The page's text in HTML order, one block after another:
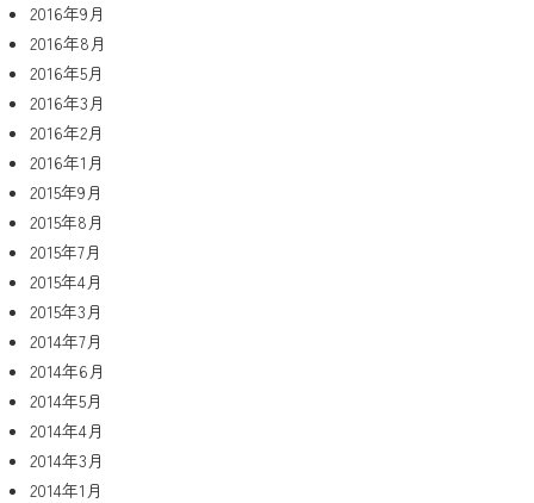
2016年9月
2016年8月
2016年5月
2016年3月
2016年2月
2016年1月
2015年9月
2015年8月
2015年7月
2015年4月
2015年3月
2014年7月
2014年6月
2014年5月
2014年4月
2014年3月
2014年1月